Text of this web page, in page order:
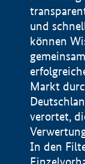
und
können
Markt
verortet,
In den